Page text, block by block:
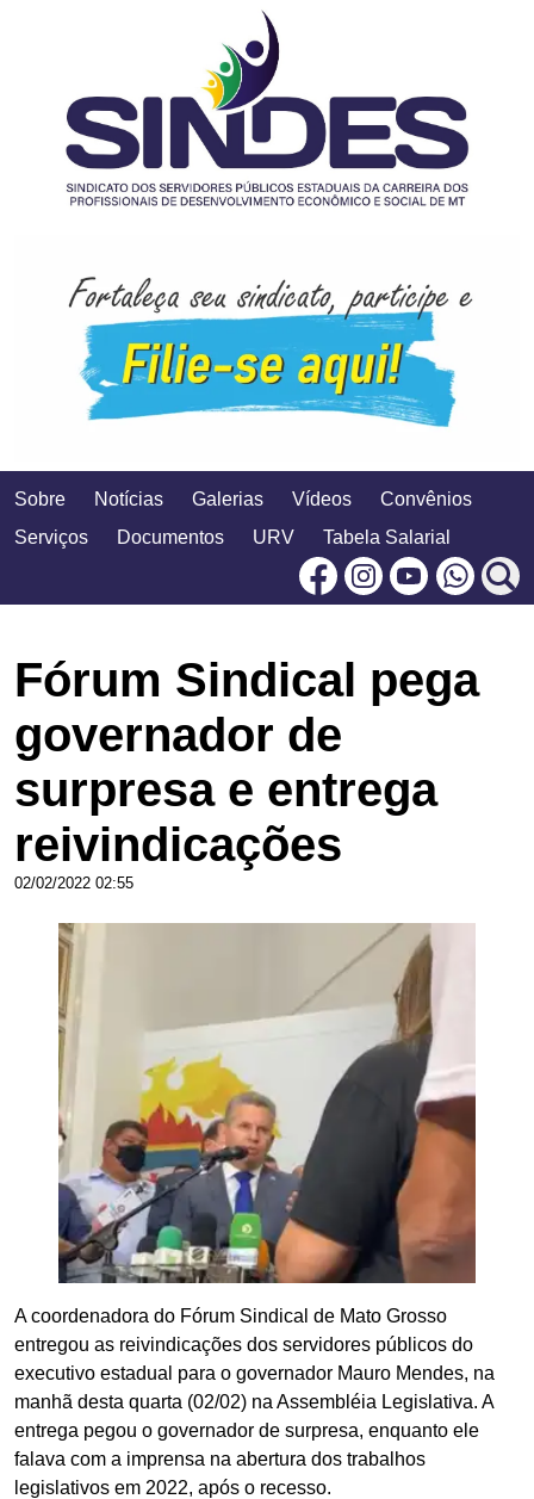
Sobre Notícias Galerias Vídeos
Convênios
Serviços
Documentos URV
Tabela Salarial
FacebookInstagram
Fórum Sindical pega
governador de
surpresa e entrega
reivindicações
02/02/2022 02:55
A coordenadora do Fórum Sindical de Mato Grosso
entregou as reivindicações dos servidores públicos do
executivo estadual para o governador Mauro Mendes, na
manhã desta quarta (02/02) na Assembléia Legislativa. A
entrega pegou o governador de surpresa, enquanto ele
falava com a imprensa na abertura dos trabalhos
legislativos em 2022, após o recesso.